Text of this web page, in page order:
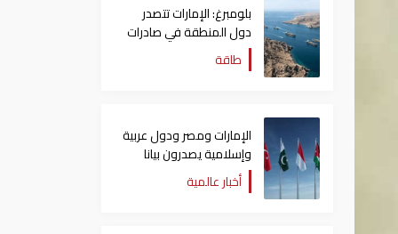
بلومبرغ: الإمارات تتصدر
دول المنطقة في صادرات
النفط عبر مضيق هرمز
طاقة
الإمارات ومصر ودول عربية
وإسلامية يصدرون بيانا
مشتركا بشأن الانتهاكات
الإسرائيلية في غزة
أخبار عالمية